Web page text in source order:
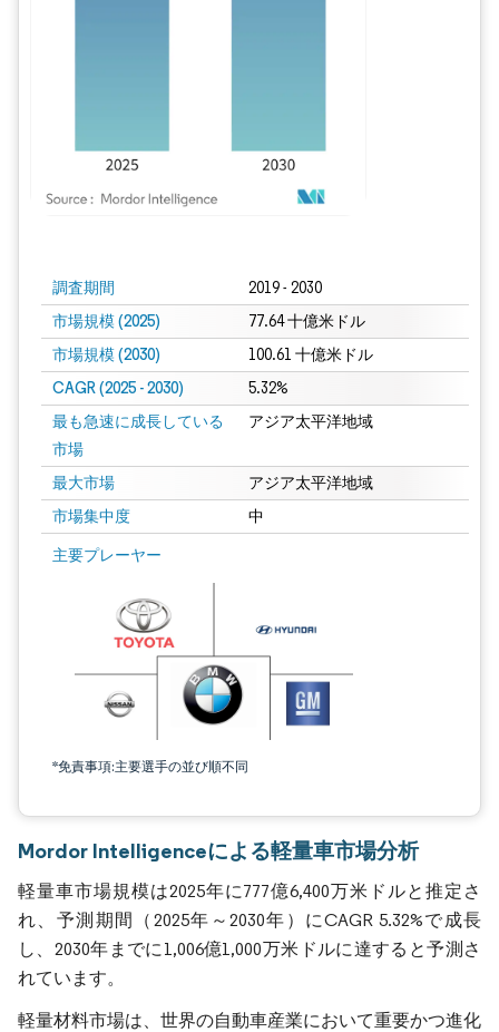
調査期間 2019 - 2030
市場規模 (2025) 77.64 十億米ドル
市場規模 (2030) 100.61 十億米ドル
CAGR (2025 - 2030) 5.32%
最も急速に成長している
市場
アジア太平洋地域
最大市場 アジア太平洋地域
市場集中度 中
主要プレーヤー
*免責事項:主要選手の並び順不同
Mordor Intelligenceによる軽量車市場分析
軽量車市場規模は2025年に777億6,400万米ドルと推定さ
れ、予測期間（2025年～2030年）にCAGR 5.32%で成長
し、2030年までに1,006億1,000万米ドルに達すると予測さ
れています。
軽量材料市場は、世界の自動車産業において重要かつ進化